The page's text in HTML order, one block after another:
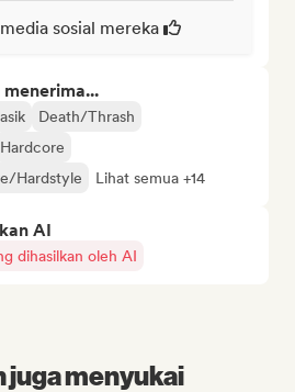
sosial mereka
Death/Thrash
Hardcore
Hardstyle
Lihat semua +14
AI
dihasilkan oleh AI
juga menyukai